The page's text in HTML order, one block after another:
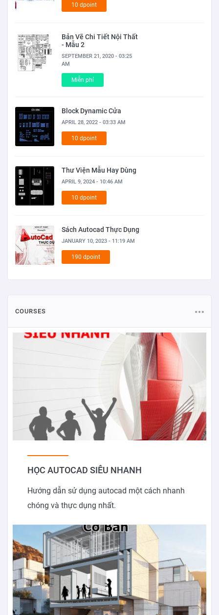
10 dpoint
Bản Vẽ Chi Tiết Nội Thất
- Mẫu 2
SEPTEMBER 21, 2020 - 03:25
AM
Miễn phí
Block Dynamic Cửa
APRIL 28, 2022 - 03:33 AM
10 dpoint
Thư Viện Mẫu Hay Dùng
APRIL 9, 2024 - 10:46 AM
10 dpoint
Sách Autocad Thực Dụng
JANUARY 10, 2023 - 11:19 AM
190 dpoint
COURSES
HỌC AUTOCAD SIÊU NHANH
Hướng dẫn sử dụng autocad một cách nhanh
chóng và thực dụng nhất.